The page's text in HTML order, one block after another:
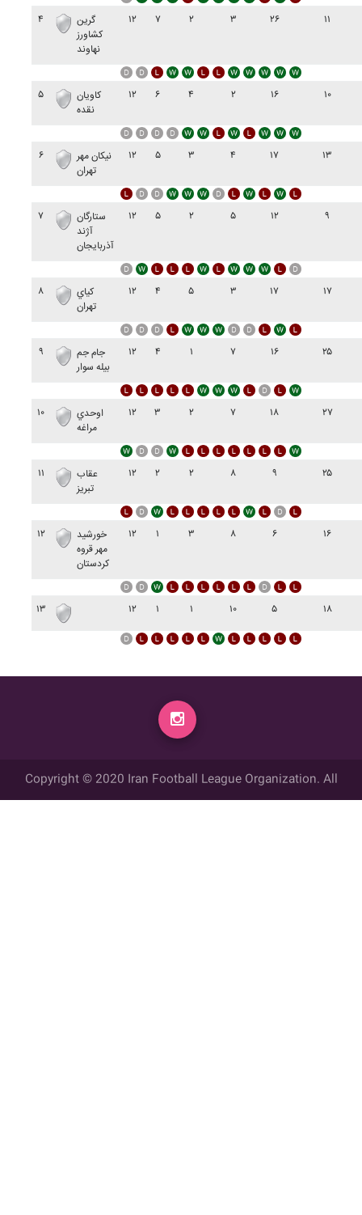
۴
گرين
کشاورز
نهاوند
۱۲ ۷ ۲ ۳ ۲۶ ۱۱
۵
کاويان
نقده
۱۲ ۶ ۴ ۲ ۱۶ ۱۰
۶
نيکان مهر
تهران
۱۲ ۵ ۳ ۴ ۱۷ ۱۳
۷
ستارگان
آژند
آذربايجان
۱۲ ۵ ۲ ۵ ۱۲ ۹
۸
کياي
تهران
۱۲ ۴ ۵ ۳ ۱۷ ۱۷
۹
جام جم
بيله سوار
۱۲ ۴ ۱ ۷ ۱۶ ۲۵
۱۰
اوحدي
مراغه
۱۲ ۳ ۲ ۷ ۱۸ ۲۷
۱۱
عقاب
تبريز
۱۲ ۲ ۲ ۸ ۹ ۲۵
۱۲
خورشيد
مهر قروه
کردستان
۱۲ ۱ ۳ ۸ ۶ ۱۶
۱۳ ۱۲ ۱ ۱ ۱۰ ۵ ۱۸
Copyright © 2020 Iran Football League Organization. All